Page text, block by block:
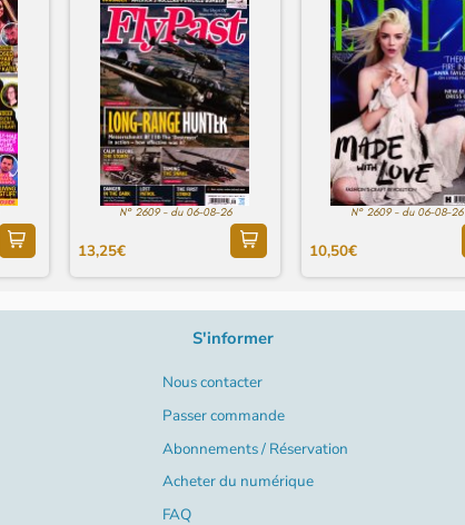
N° 2609 - du 06-08-26
13,25€
N° 2609 - du 06-08-26
10,50€
S'informer
Nous contacter
Passer commande
Abonnements / Réservation
Acheter du numérique
FAQ